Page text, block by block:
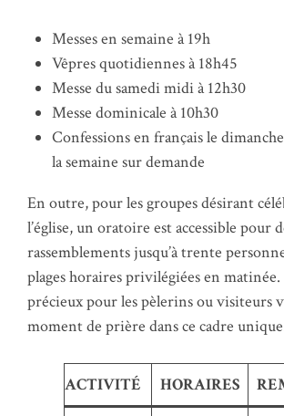
Messes en semaine à 19h
Vêpres quotidiennes à 18h45
Messe du samedi midi à 12h30
Messe dominicale à 10h30
Confessions en français le
la semaine sur demande
En outre, pour les groupes désirant
l’église, un oratoire est accessible pour
rassemblements jusqu’à trente
plages horaires privilégiées en
précieux pour les pèlerins ou visiteurs
moment de prière dans ce cadre
ACTIVITÉ HORAIRES